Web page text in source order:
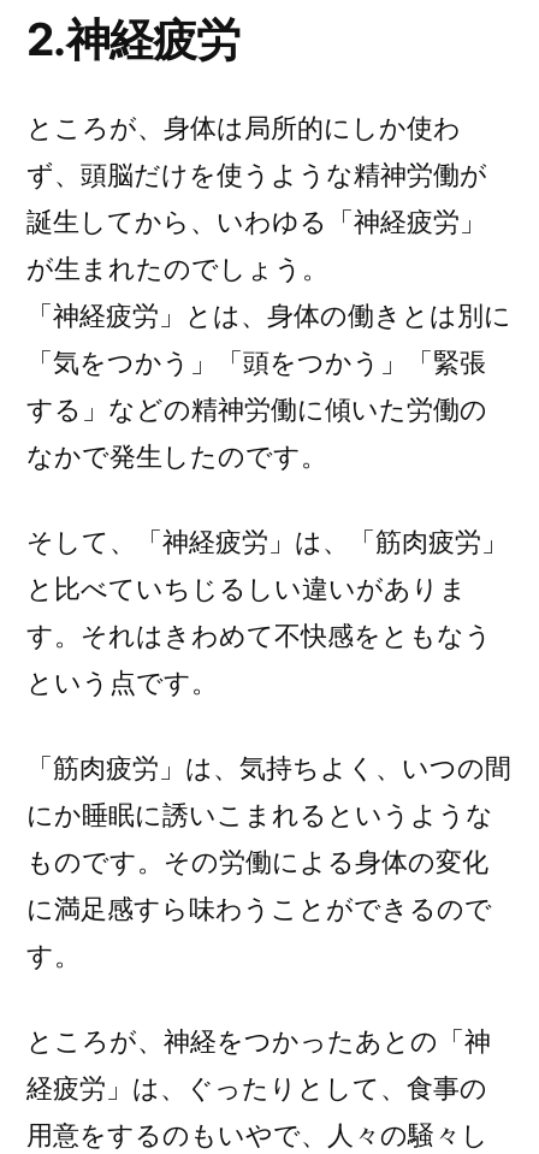
2.神経疲労
ところが、身体は局所的にしか使わ
ず、頭脳だけを使うような精神労働が
誕生してから、いわゆる「神経疲労」
が生まれたのでしょう。
「神経疲労」とは、身体の働きとは別に
「気をつかう」「頭をつかう」「緊張
する」などの精神労働に傾いた労働の
なかで発生したのです。
そして、「神経疲労」は、「筋肉疲労」
と比べていちじるしい違いがありま
す。それはきわめて不快感をともなう
という点です。
「筋肉疲労」は、気持ちよく、いつの間
にか睡眠に誘いこまれるというような
ものです。その労働による身体の変化
に満足感すら味わうことができるので
す。
ところが、神経をつかったあとの「神
経疲労」は、ぐったりとして、食事の
用意をするのもいやで、人々の騒々し